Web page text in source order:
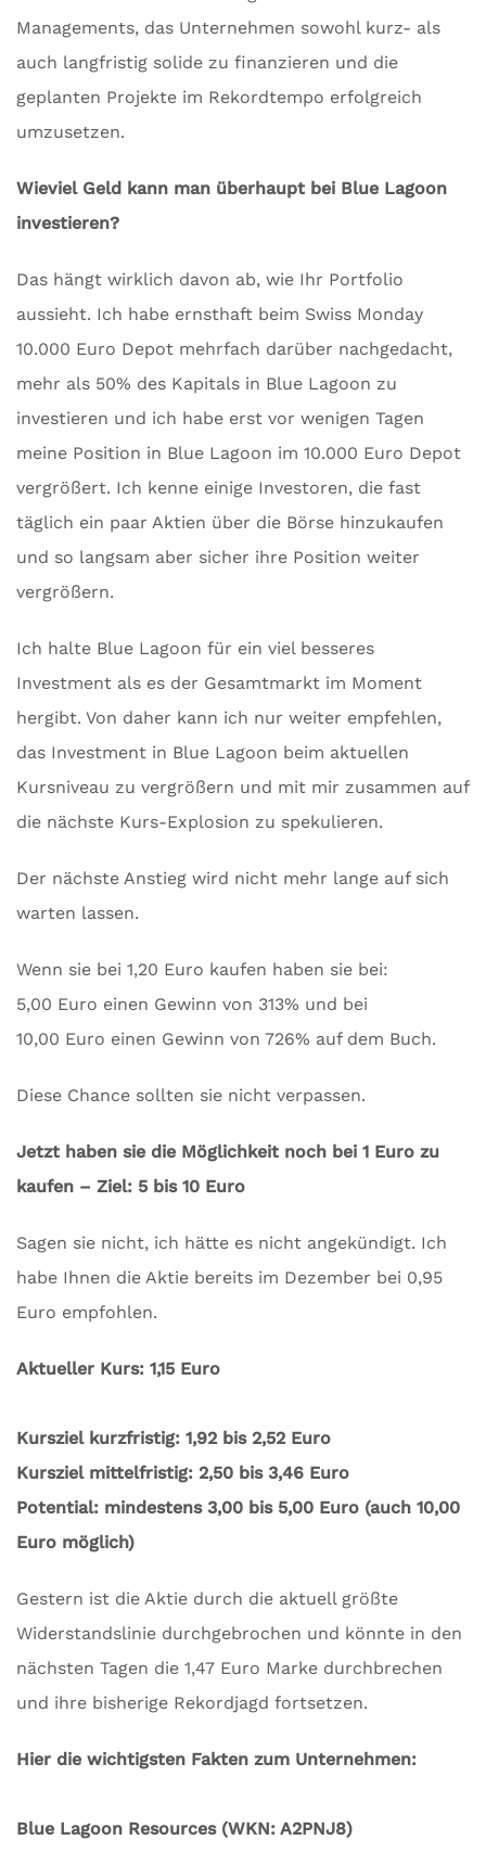
Managements, das Unternehmen sowohl kurz- als
auch langfristig solide zu finanzieren und die
geplanten Projekte im Rekordtempo erfolgreich
umzusetzen.
Wieviel Geld kann man überhaupt bei Blue Lagoon
investieren?
Das hängt wirklich davon ab, wie Ihr Portfolio
aussieht. Ich habe ernsthaft beim Swiss Monday
10.000 Euro Depot mehrfach darüber nachgedacht,
mehr als 50% des Kapitals in Blue Lagoon zu
investieren und ich habe erst vor wenigen Tagen
meine Position in Blue Lagoon im 10.000 Euro Depot
vergrößert. Ich kenne einige Investoren, die fast
täglich ein paar Aktien über die Börse hinzukaufen
und so langsam aber sicher ihre Position weiter
vergrößern.
Ich halte Blue Lagoon für ein viel besseres
Investment als es der Gesamtmarkt im Moment
hergibt. Von daher kann ich nur weiter empfehlen,
das Investment in Blue Lagoon beim aktuellen
Kursniveau zu vergrößern und mit mir zusammen auf
die nächste Kurs-Explosion zu spekulieren.
Der nächste Anstieg wird nicht mehr lange auf sich
warten lassen.
Wenn sie bei 1,20 Euro kaufen haben sie bei:
5,00 Euro einen Gewinn von 313% und bei
10,00 Euro einen Gewinn von 726% auf dem Buch.
Diese Chance sollten sie nicht verpassen.
Jetzt haben sie die Möglichkeit noch bei 1 Euro zu
kaufen – Ziel: 5 bis 10 Euro
Sagen sie nicht, ich hätte es nicht angekündigt. Ich
habe Ihnen die Aktie bereits im Dezember bei 0,95
Euro empfohlen.
Aktueller Kurs: 1,15 Euro
Kursziel kurzfristig: 1,92 bis 2,52 Euro
Kursziel mittelfristig: 2,50 bis 3,46 Euro
Potential: mindestens 3,00 bis 5,00 Euro (auch 10,00
Euro möglich)
Gestern ist die Aktie durch die aktuell größte
Widerstandslinie durchgebrochen und könnte in den
nächsten Tagen die 1,47 Euro Marke durchbrechen
und ihre bisherige Rekordjagd fortsetzen.
Hier die wichtigsten Fakten zum Unternehmen:
Blue Lagoon Resources (WKN: A2PNJ8)